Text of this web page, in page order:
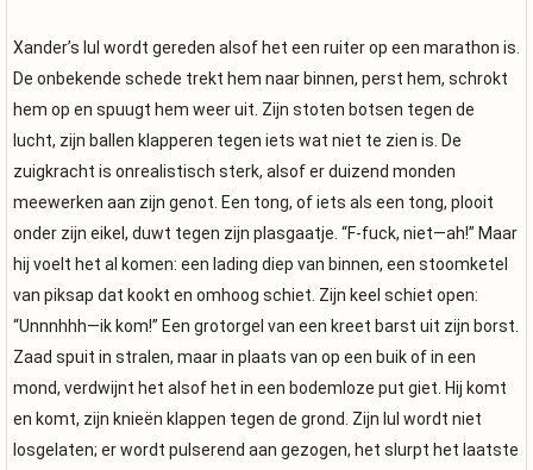
Xander’s lul wordt gereden alsof het een ruiter op een marathon is.
De onbekende schede trekt hem naar binnen, perst hem, schrokt
hem op en spuugt hem weer uit. Zijn stoten botsen tegen de
lucht, zijn ballen klapperen tegen iets wat niet te zien is. De
zuigkracht is onrealistisch sterk, alsof er duizend monden
meewerken aan zijn genot. Een tong, of iets als een tong, plooit
onder zijn eikel, duwt tegen zijn plasgaatje. “F-fuck, niet—ah!” Maar
hij voelt het al komen: een lading diep van binnen, een stoomketel
van piksap dat kookt en omhoog schiet. Zijn keel schiet open:
“Unnnhhh—ik kom!” Een grotorgel van een kreet barst uit zijn borst.
Zaad spuit in stralen, maar in plaats van op een buik of in een
mond, verdwijnt het alsof het in een bodemloze put giet. Hij komt
en komt, zijn knieën klappen tegen de grond. Zijn lul wordt niet
losgelaten; er wordt pulserend aan gezogen, het slurpt het laatste